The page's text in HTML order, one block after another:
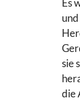
Es
sie
die